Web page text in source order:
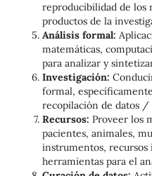
reproducibilidad de los
productos de la
Análisis formal:
matemáticas,
para analizar y
Investigación:
formal,
recopilación de datos /
Recursos: Proveer los
pacientes, animales,
instrumentos,
herramientas para el